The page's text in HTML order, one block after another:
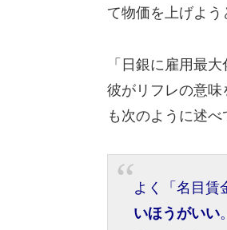
て物価を上げよう
「日銀に雇用最
彼がリフレの意
も次のように述べ
よく「名目賃
いほうがいい